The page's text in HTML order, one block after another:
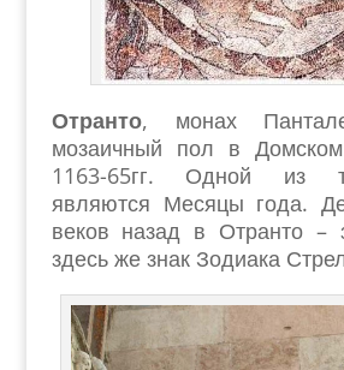
Отранто, монах
мозаичный пол в
1163-65гг. Одной из
являются Месяцы года.
веков назад в Отранто –
здесь же знак Зодиака